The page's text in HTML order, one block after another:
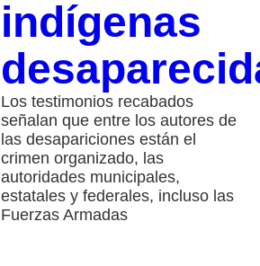
indígenas
Los testimonios recabados
señalan que entre los autores de
las desapariciones están el
crimen organizado, las
autoridades municipales,
estatales y federales, incluso las
Fuerzas Armadas